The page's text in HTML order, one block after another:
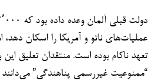
عملیات‌های ناتو و آمریکا را اسکان
تعهد ناکام بوده است. منتقدان تعلیق این
“ممنوعیت غیررسمی پناهندگی” می‌دانند